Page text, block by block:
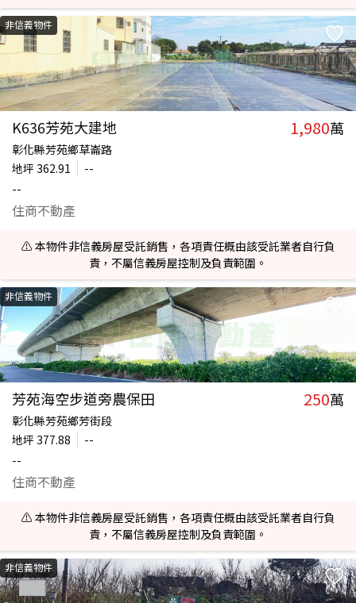
非信義物件
K636芳苑大建地 1,980萬
彰化縣芳苑鄉草崙路
地坪 362.91
--
--
住商不動產
⚠️ 本物件非信義房屋受託銷售，各項責任概由該受託業者自行負
責，不屬信義房屋控制及負責範圍。
非信義物件
芳苑海空步道旁農保田 250萬
彰化縣芳苑鄉芳街段
地坪 377.88
--
--
住商不動產
⚠️ 本物件非信義房屋受託銷售，各項責任概由該受託業者自行負
責，不屬信義房屋控制及負責範圍。
非信義物件